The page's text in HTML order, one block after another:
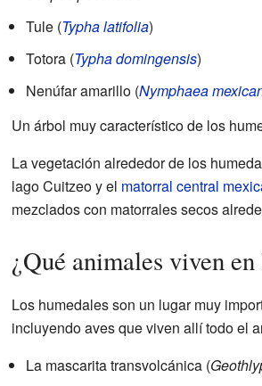
Tule (Typha latifolia)
Totora (Typha domingensis)
Nenúfar amarillo (Nymphaea
Un árbol muy característico de los
La vegetación alrededor de los
lago Cuitzeo y el matorral central
mezclados con matorrales secos
¿Qué animales viven
Los humedales son un lugar muy
incluyendo aves que viven allí todo el
La mascarita transvolcánica (